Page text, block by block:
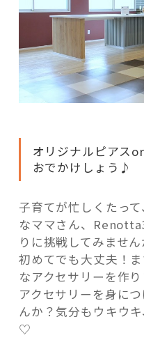
オリジナルピアス
おでかけしょう♪
子育てが忙しくたっ
なママさん、
りに挑戦してみません
初めてでも大丈夫！
なアクセサリーを作
アクセサリーを身に
んか？気分もウキウ
♡